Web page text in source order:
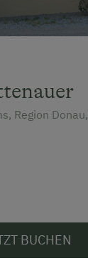
Region Donau,
BUCHEN